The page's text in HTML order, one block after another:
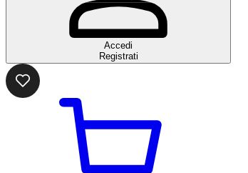
Accedi
Registrati